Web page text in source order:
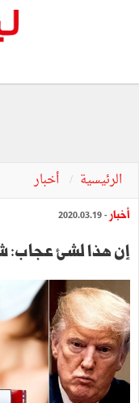
الرئيسية أخبار
أخبار - 2020.03.19
إن هذا لشيء عجاب: